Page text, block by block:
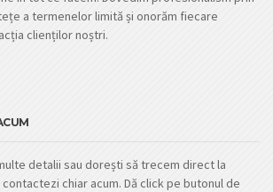
a termenelor limită și onorăm fiecare
clienților noștri.
detalii sau dorești să trecem direct la
chiar acum. Dă click pe butonul de